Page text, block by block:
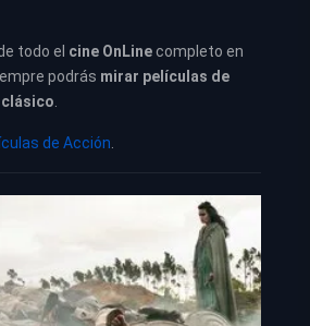
todo el cine OnLinecompleto en
podrás mirar películas de
de Acción